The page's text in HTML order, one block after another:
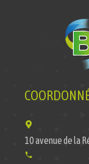
10 avenue de la